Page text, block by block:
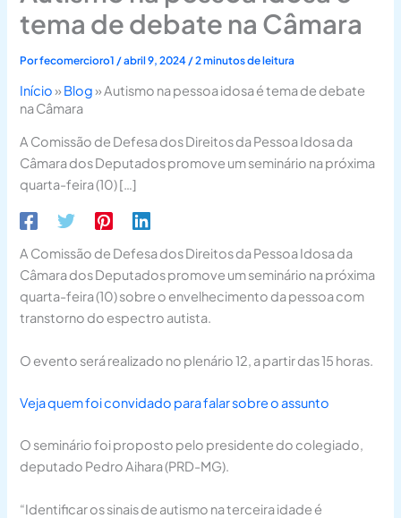
tema de debate na Câmara
Porfecomercioro1 /abril 9, 2024 /2 minutos de leitura
Início» Blog»Autismo na pessoa idosa é tema de debate
na Câmara
A Comissão de Defesa dos Direitos da Pessoa Idosa da
Câmara dos Deputados promove um seminário na próxima
quarta-feira (10) […]
A Comissão de Defesa dos Direitos da Pessoa Idosa da
Câmara dos Deputados promove um seminário na próxima
quarta-feira (10) sobre o envelhecimento da pessoa com
transtorno do espectro autista.
O evento será realizado no plenário 12, a partir das 15 horas.
Veja quem foi convidado para falar sobre o assunto
O seminário foi proposto pelo presidente do colegiado,
deputado Pedro Aihara (PRD-MG).
“Identificar os sinais de autismo na terceira idade é